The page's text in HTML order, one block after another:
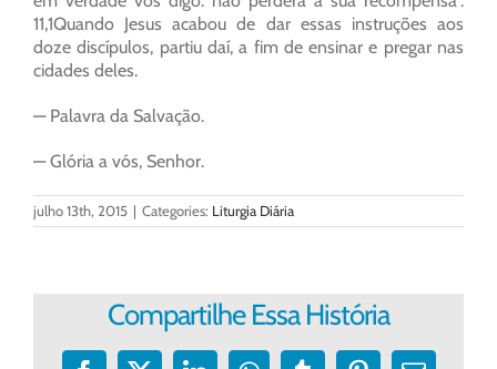
11,1Quando Jesus acabou de dar essas instruções aos
doze discípulos, partiu daí, a fim de ensinar e pregar nas
cidades deles.
— Palavra da Salvação.
— Glória a vós, Senhor.
julho 13th, 2015 | Categories: Liturgia Diária
Compartilhe Essa História